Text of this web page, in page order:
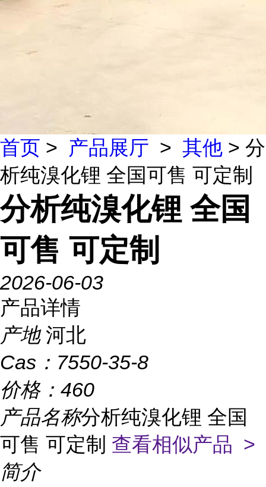
首页 > 产品展厅 > 其他 > 分
析纯溴化锂 全国可售 可定制
分析纯溴化锂 全国
可售 可定制
2026-06-03
产品详情
产地 河北
Cas： 7550-35-8
价格： 460
产品名称分析纯溴化锂 全国
可售 可定制 查看相似产品 >
简介